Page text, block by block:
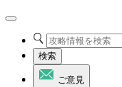
検索
ご意見